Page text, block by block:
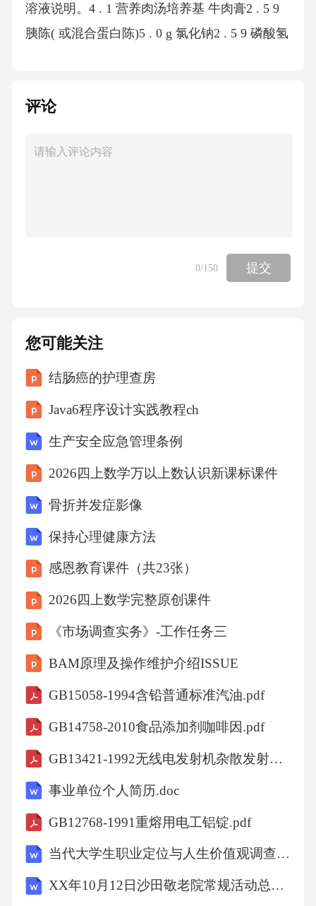
评论
0/150 提交
您可能关注
结肠癌的护理查房
Java6程序设计实践教程ch
生产安全应急管理条例
2026四上数学万以上数认识新课标课件
骨折并发症影像
保持心理健康方法
感恩教育课件（共23张）
2026四上数学完整原创课件
《市场调查实务》-工作任务三
BAM原理及操作维护介绍ISSUE
GB15058-1994含铅普通标准汽油.pdf
GB14758-2010食品添加剂咖啡因.pdf
GB13421-1992无线电发射机杂散发射功率电平的限值和测量方法.pdf
事业单位个人简历.doc
GB12768-1991重熔用电工铝锭.pdf
当代大学生职业定位与人生价值观调查研究.doc
XX年10月12日沙田敬老院常规活动总结报告.doc